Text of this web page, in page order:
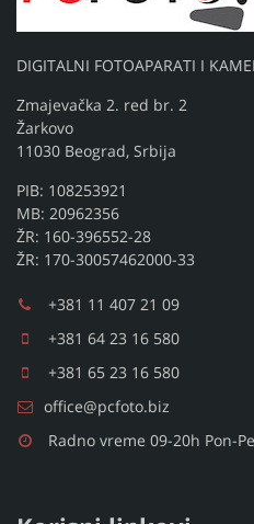
DIGITALNI FOTOAPARATI I
Zmajevačka 2. red br. 2
Žarkovo
11030 Beograd, Srbija
PIB: 108253921
MB: 20962356
ŽR: 160-396552-28
ŽR: 170-30057462000-33
+381 11 407 21 09
+381 64 23 16 580
+381 65 23 16 580
office@pcfoto.biz
Radno vreme 09-20h Pon-